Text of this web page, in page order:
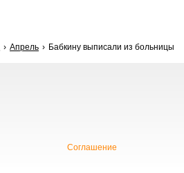
Апрель Бабкину выписали из больницы
Соглашение